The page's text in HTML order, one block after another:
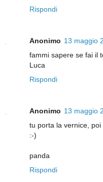
Rispondi
Anonimo 13 maggio
fammi sapere se fai il
Luca
Rispondi
Anonimo 13 maggio
tu porta la vernice,
:-)
panda
Rispondi